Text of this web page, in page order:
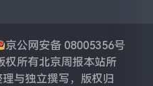
京公网安备 08005356号
权所有北京周报本站所
与独立撰写，版权归